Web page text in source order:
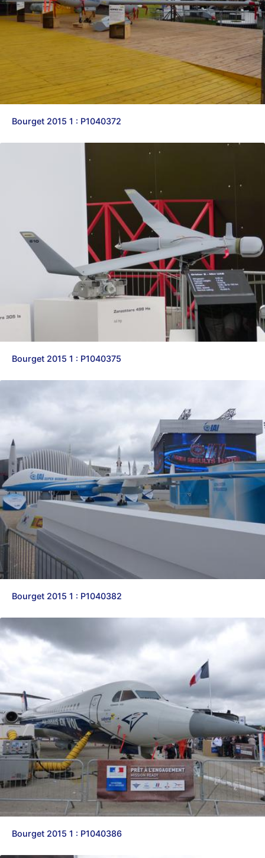
Bourget 2015 1 : P1040372
Bourget 2015 1 : P1040375
Bourget 2015 1 : P1040382
Bourget 2015 1 : P1040386